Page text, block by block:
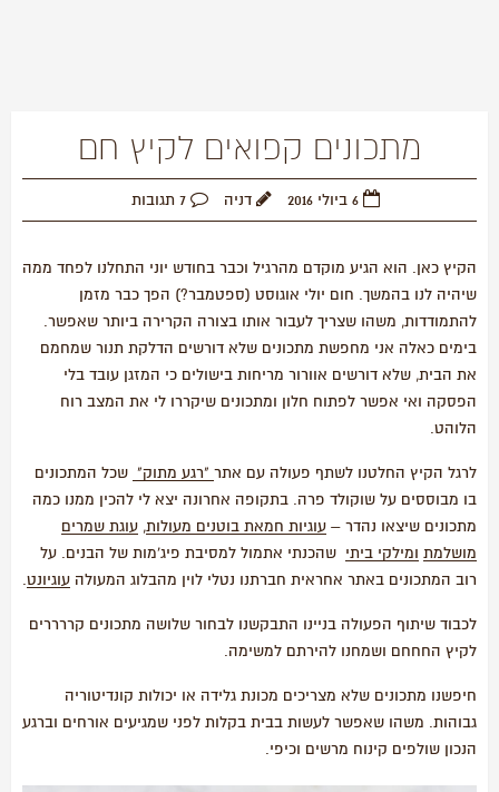
מתכונים קפואים לקיץ חם
6 ביולי 2016 דניה 7 תגובות
הקיץ כאן. הוא הגיע מוקדם מהרגיל וכבר בחודש יוני התחלנו לפחד ממה
שיהיה לנו בהמשך. חום יולי אוגוסט (ספטמבר?) הפך כבר מזמן
להתמודדות, משהו שצריך לעבור אותו בצורה הקרירה ביותר שאפשר.
בימים כאלה אני מחפשת מתכונים שלא דורשים הדלקת תנור שמחמם
את הבית, שלא דורשים אוורור מריחות בישולים כי המזגן עובד בלי
הפסקה ואי אפשר לפתוח חלון ומתכונים שיקררו לי את המצב רוח
הלוהט.
לרגל הקיץ החלטנו לשתף פעולה עם אתר "רגע מתוק"
שכל המתכונים
בו מבוססים על שוקולד פרה. בתקופה אחרונה יצא לי להכין ממנו כמה
מתכונים שיצאו נהדר – עוגיות חמאת בוטנים מעולות, עוגת שמרים
מושלמת ומילקי ביתי שהכנתי אתמול למסיבת פיג'מות של הבנים. על
רוב המתכונים באתר אחראית חברתנו נטלי לוין מהבלוג המעולה עוגיונט
לכבוד שיתוף הפעולה בניינו התבקשנו לבחור שלושה מתכונים קררררים
לקיץ החחחם ושמחנו להירתם למשימה.
חיפשנו מתכונים שלא מצריכים מכונת גלידה או יכולות קונדיטוריה
גבוהות. משהו שאפשר לעשות בבית בקלות לפני שמגיעים אורחים וברגע
הנכון שולפים קינוח מרשים וכיפי.